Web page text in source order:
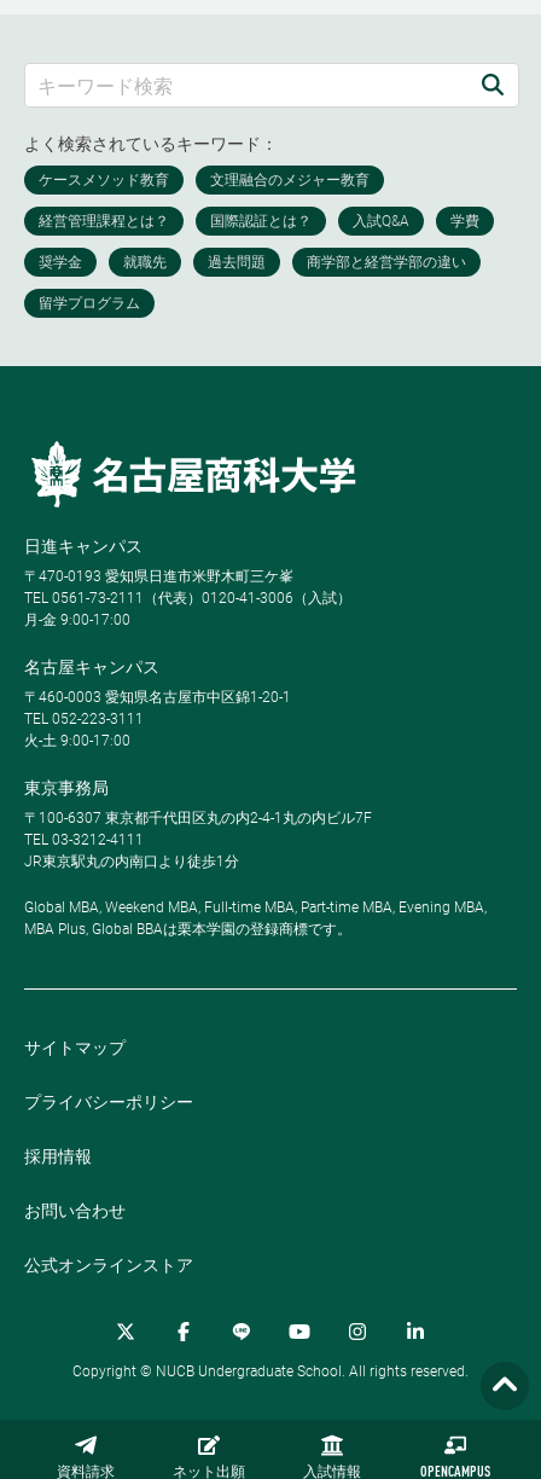
資料請求 ネット出願 入試情報 OPENCAMPUS
よく検索されているキーワード：
日進キャンパス
〒470-0193 愛知県日進市米野木町三ケ峯
TEL 0561-73-2111（代表）0120-41-3006（入試）
月-金 9:00-17:00
名古屋キャンパス
〒460-0003 愛知県名古屋市中区錦1-20-1
TEL 052-223-3111
火-土 9:00-17:00
東京事務局
〒100-6307 東京都千代田区丸の内2-4-1丸の内ビル7F
TEL 03-3212-4111
JR東京駅丸の内南口より徒歩1分
Global MBA, Weekend MBA, Full-time MBA, Part-time MBA, Evening MBA,
MBA Plus, Global BBAは栗本学園の登録商標です。
サイトマップ
プライバシーポリシー
採用情報
お問い合わせ
公式オンラインストア
Copyright © NUCB Undergraduate School. All rights reserved.